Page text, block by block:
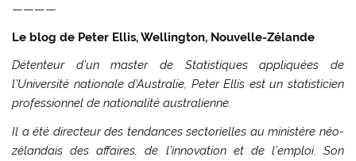
————
Le blog de Peter Ellis, Wellington, Nouvelle-Zélande
Détenteur d’un master de Statistiques appliquées de
l’Université nationale d’Australie, Peter Ellis est un statisticien
professionnel de nationalité australienne.
Il a été directeur des tendances sectorielles au ministère néo-
zélandais des affaires, de l’innovation et de l’emploi. Son